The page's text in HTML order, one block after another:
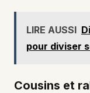
LIRE AUSSI
pour diviser
Cousins et